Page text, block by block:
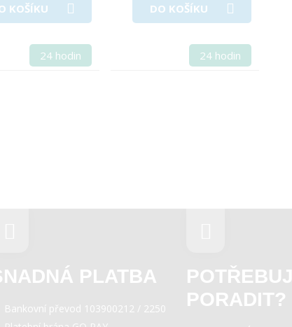
KOŠÍKU
24 hodin
DO KOŠÍKU
24 hodin
PLATBA
Bankovní převod 103900212 / 2250
PORADIT?